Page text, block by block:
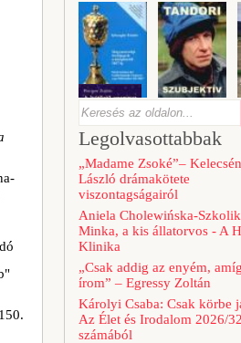
Legolvasottabbak
„Madame Zsoké”–
László drámakötete
viszontagságairól
Aniela Cholewińska-
Minka, a kis állatorvos - A
Klinika
„Csak addig az enyém, amíg
írom” – Egressy Zoltán
Károlyi Csaba: Csak körbe
Az Élet és Irodalom 2026/
számából